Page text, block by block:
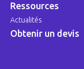
Ressources
Actualités
Obtenir un devis